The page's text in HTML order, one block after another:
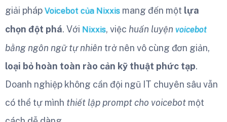
giải pháp Voicebot của Nixxis mang đến một lựa
chọn đột phá. Với Nixxis, việc huấn luyện voicebot
bằng ngôn ngữ tự nhiên trở nên vô cùng đơn giản,
loại bỏ hoàn toàn rào cản kỹ thuật phức tạp.
Doanh nghiệp không cần đội ngũ IT chuyên sâu vẫn
có thể tự mình thiết lập prompt cho voicebot một